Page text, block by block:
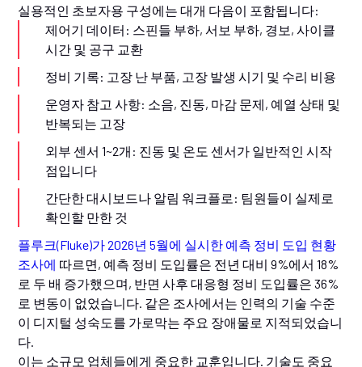
실용적인 초보자용 구성에는 대개 다음이 포함됩니다:
제어기 데이터: 스핀들 부하, 서보 부하, 경보, 사이클
시간 및 공구 교환
정비 기록: 고장 난 부품, 고장 발생 시기 및 수리 비용
운영자 참고 사항: 소음, 진동, 마감 문제, 예열 상태 및
반복되는 고장
외부 센서 1~2개: 진동 및 온도 센서가 일반적인 시작
점입니다
간단한 대시보드나 알림 워크플로: 팀원들이 실제로
확인할 만한 것
플루크(Fluke)가 2026년 5월에 실시한 예측 정비 도입 현황
조사에 따르면, 예측 정비 도입률은 전년 대비 9%에서 18%
로 두 배 증가했으며, 반면 사후 대응형 정비 도입률은 36%
로 변동이 없었습니다. 같은 조사에서는 인력의 기술 수준
이 디지털 성숙도를 가로막는 주요 장애물로 지적되었습니
다.
이는 소규모 업체들에게 중요한 교훈입니다. 기술도 중요